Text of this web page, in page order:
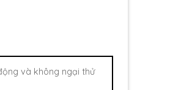
và không ngại thử